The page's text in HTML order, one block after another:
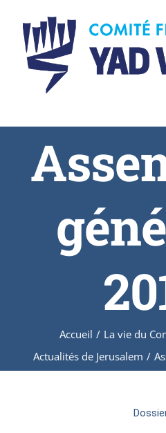
Accueil / La vie du
Actualités de Jerusalem /